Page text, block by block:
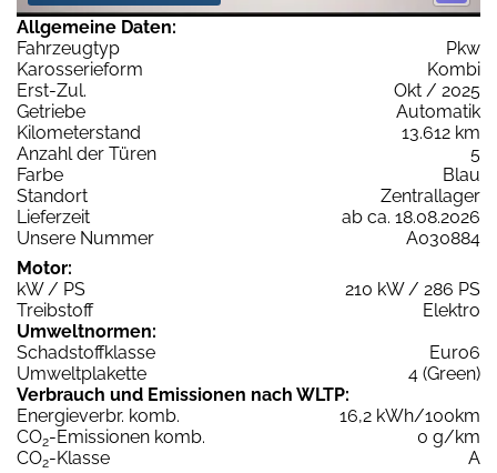
Allgemeine Daten:
Fahrzeugtyp
Pkw
Karosserieform
Kombi
Erst-Zul.
Okt / 2025
Getriebe
Automatik
Kilometerstand
13.612 km
Anzahl der Türen
5
Farbe
Blau
Standort
Zentrallager
Lieferzeit
ab ca. 18.08.2026
Unsere Nummer
A030884
Motor:
kW / PS
210 kW / 286 PS
Treibstoff
Elektro
Umweltnormen:
Schadstoffklasse
Euro6
Umweltplakette
4 (Green)
Verbrauch und Emissionen nach WLTP:
Energieverbr. komb.
16,2 kWh/100km
CO2-Emissionen komb.
0 g/km
CO2-Klasse
A